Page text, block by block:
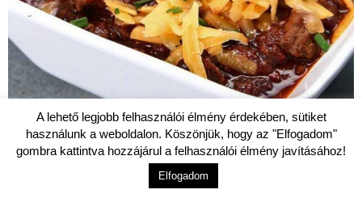
EGYTÁLÉTELEK
Sörös chilis bab könnyedén! (videó)
A lehető legjobb felhasználói élmény érdekében, sütiket
használunk a weboldalon. Köszönjük, hogy az "Elfogadom"
gombra kattintva hozzájárul a felhasználói élmény javításához!
Elfogadom